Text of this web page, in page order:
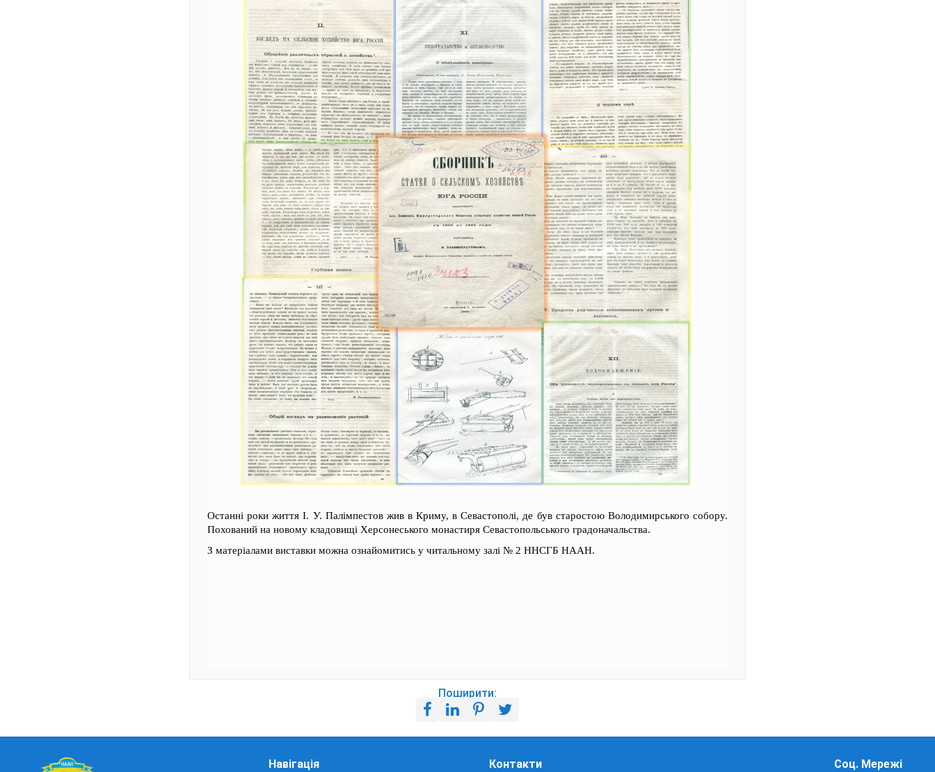
Останні роки життя І. У. Палімпестов жив в Криму, в Севастополі, де був старостою Володимирського собору.
Похований на новому кладовищі Херсонеського монастиря Севастопольського градоначальства.
З матеріалами виставки можна ознайомитись у читальному залі № 2 ННСГБ НААН.
Поширити:
Навігація Контакти Соц. Мережі